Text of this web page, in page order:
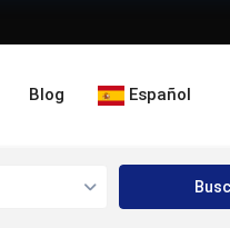
Blog Español